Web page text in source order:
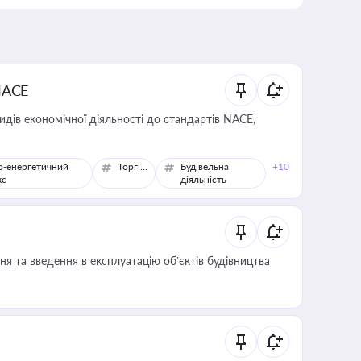
економічної діяльності до стандартів NACE,
енергетичний
Торгівля
Будівельна
діяльність
+10
введення в експлуатацію об’єктів будівництва